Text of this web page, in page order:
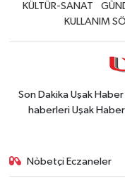
KÜLTÜR-SANAT
KULLANIM
Son Dakika Uşak
haberleri Uşak
Nöbetçi Eczaneler